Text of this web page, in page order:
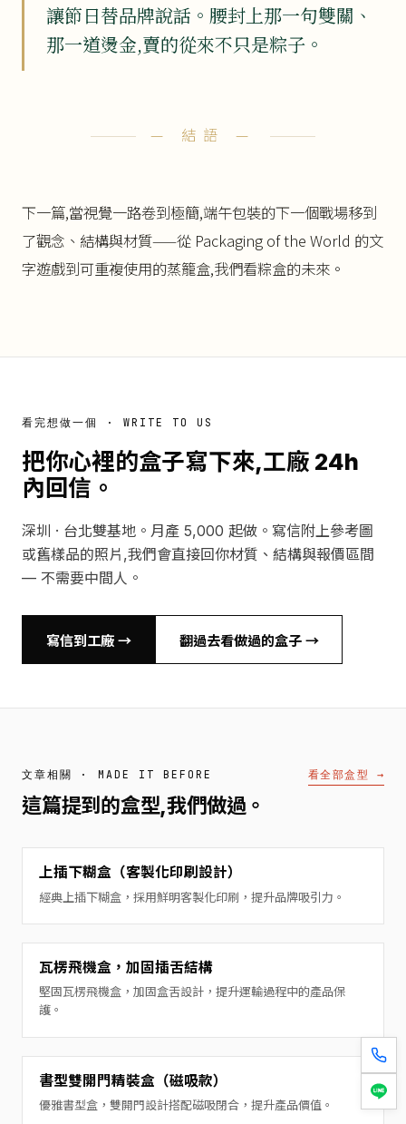
讓節日替品牌說話。腰封上那一句雙關、
那一道燙金,賣的從來不只是粽子。
— 結語 —
下一篇,當視覺一路卷到極簡,端午包裝的下一個戰場移到
了觀念、結構與材質——從 Packaging of the World 的文
字遊戲到可重複使用的蒸籠盒,我們看粽盒的未來。
看完想做一個 · WRITE TO US
把你心裡的盒子寫下來,工廠 24h
內回信。
深圳 · 台北雙基地。月產 5,000 起做。寫信附上參考圖
或舊樣品的照片,我們會直接回你材質、結構與報價區間
— 不需要中間人。
寫信到工廠 → 翻過去看做過的盒子 →
文章相關 · MADE IT BEFORE
這篇提到的盒型,我們做過。
看全部盒型 →
上插下糊盒（客製化印刷設計）
經典上插下糊盒，採用鮮明客製化印刷，提升品牌吸引力。
瓦楞飛機盒，加固插舌結構
堅固瓦楞飛機盒，加固盒舌設計，提升運輸過程中的產品保
護。
書型雙開門精裝盒（磁吸款）
優雅書型盒，雙開門設計搭配磁吸閉合，提升產品價值。